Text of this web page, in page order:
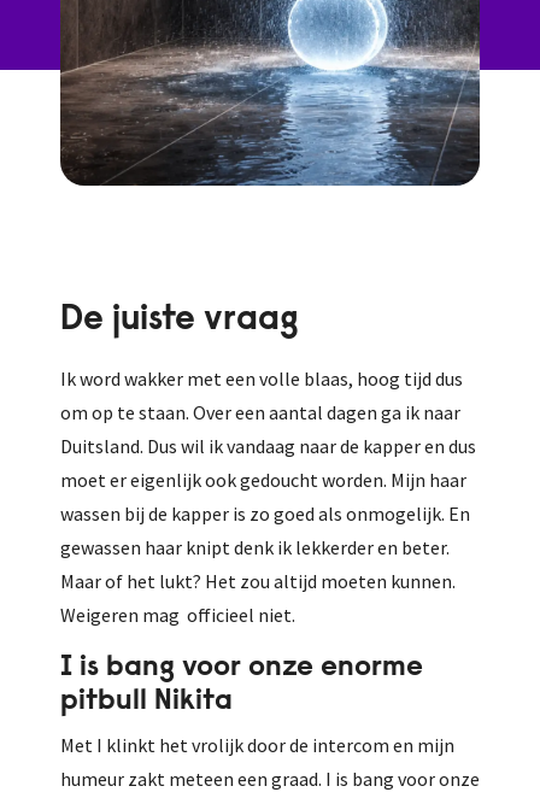
De juiste vraag
Ik word wakker met een volle blaas, hoog tijd dus
om op te staan. Over een aantal dagen ga ik naar
Duitsland. Dus wil ik vandaag naar de kapper en dus
moet er eigenlijk ook gedoucht worden. Mijn haar
wassen bij de kapper is zo goed als onmogelijk. En
gewassen haar knipt denk ik lekkerder en beter.
Maar of het lukt? Het zou altijd moeten kunnen.
Weigeren mag officieel niet.
I is bang voor onze enorme
pitbull Nikita
Met I klinkt het vrolijk door de intercom en mijn
humeur zakt meteen een graad. I is bang voor onze